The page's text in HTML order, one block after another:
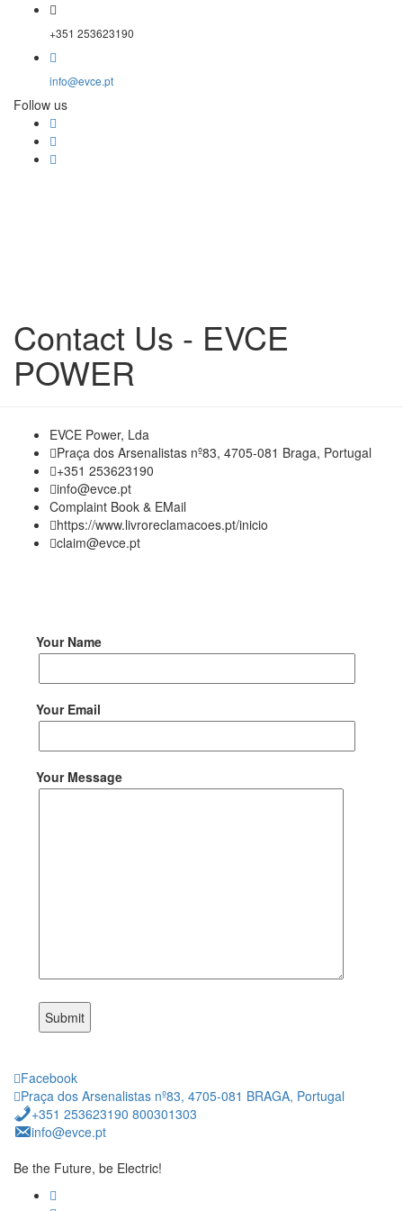
+351 253623190
info@evce.pt
Follow us
Contact Us - EVCE
POWER
EVCE Power, Lda
Praça dos Arsenalistas nº83, 4705-081 Braga, Portugal
+351 253623190
info@evce.pt
Complaint Book & EMail
https://www.livroreclamacoes.pt/inicio
claim@evce.pt
Your Name
Your Email
Your Message
Facebook
Praça dos Arsenalistas nº83, 4705-081 BRAGA, Portugal
+351 253623190 800301303
info@evce.pt
Be the Future, be Electric!